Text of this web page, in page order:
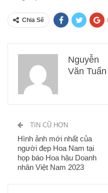
Chia Sẽ
Nguyễn
Văn Tuấn
TIN CŨ HƠN
Hình ảnh mới nhất của
người đẹp Hoa Nam tại
họp báo Hoa hậu Doanh
nhân Việt Nam 2023